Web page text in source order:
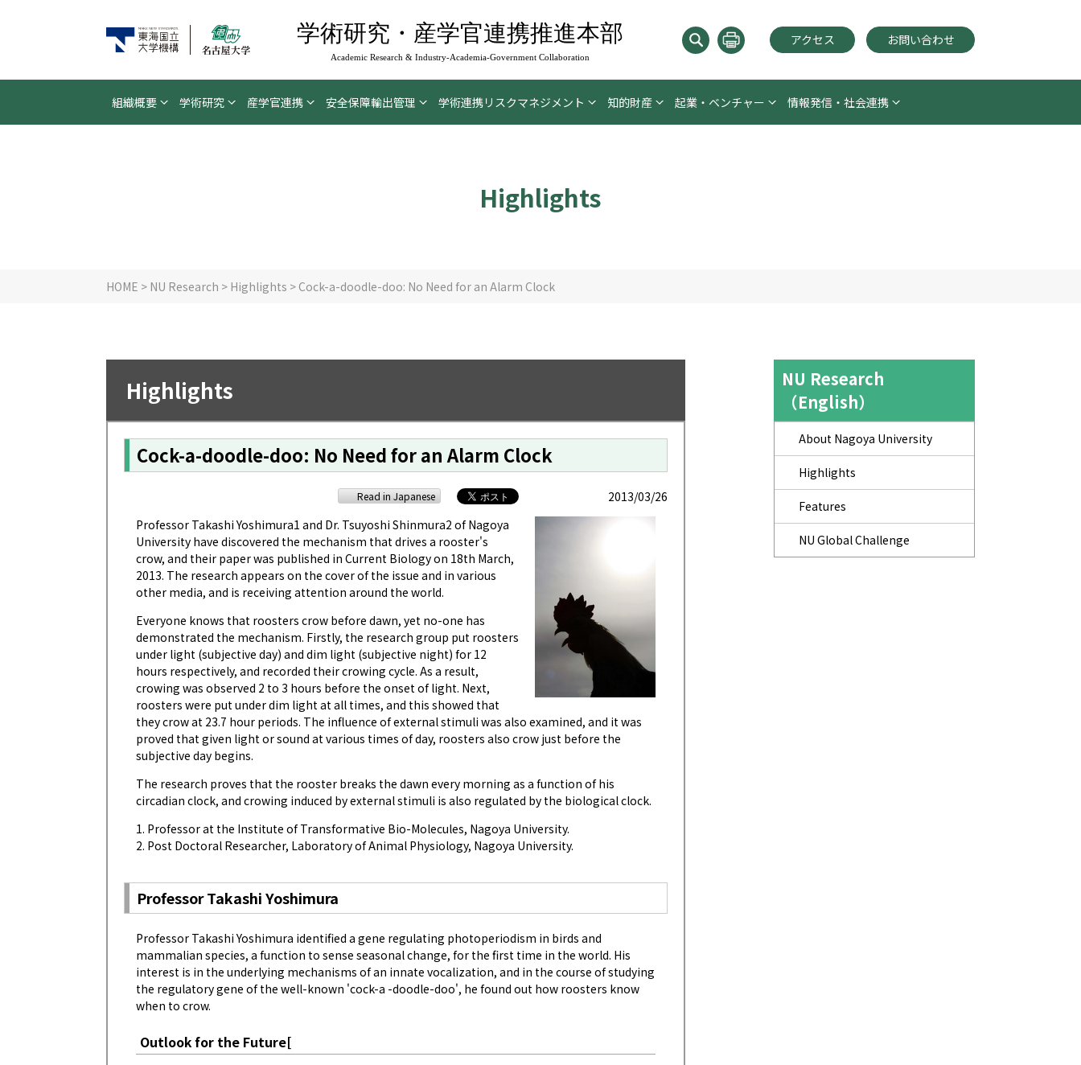
学術研究・産学官連携推進本部
Academic Research & Industry-Academia-Government Collaboration
アクセス お問い合わせ
組織概要 学術研究 産学官連携 安全保障輸出管理 学術連携リスクマネジメント 知的財産 起業・ベンチャー 情報発信・社会連携
Highlights
HOME > NU Research > Highlights > Cock-a-doodle-doo: No Need for an Alarm Clock
Highlights
Cock-a-doodle-doo: No Need for an Alarm Clock
Read in Japanese
2013/03/26
Professor Takashi Yoshimura1 and Dr. Tsuyoshi Shinmura2 of Nagoya
University have discovered the mechanism that drives a rooster's
crow, and their paper was published in Current Biology on 18th March,
2013. The research appears on the cover of the issue and in various
other media, and is receiving attention around the world.
Everyone knows that roosters crow before dawn, yet no-one has
demonstrated the mechanism. Firstly, the research group put roosters
under light (subjective day) and dim light (subjective night) for 12
hours respectively, and recorded their crowing cycle. As a result,
crowing was observed 2 to 3 hours before the onset of light. Next,
roosters were put under dim light at all times, and this showed that
they crow at 23.7 hour periods. The influence of external stimuli was also examined, and it was
proved that given light or sound at various times of day, roosters also crow just before the
subjective day begins.
The research proves that the rooster breaks the dawn every morning as a function of his
circadian clock, and crowing induced by external stimuli is also regulated by the biological clock.
1. Professor at the Institute of Transformative Bio-Molecules, Nagoya University.
2. Post Doctoral Researcher, Laboratory of Animal Physiology, Nagoya University.
Professor Takashi Yoshimura
Professor Takashi Yoshimura identified a gene regulating photoperiodism in birds and
mammalian species, a function to sense seasonal change, for the first time in the world. His
interest is in the underlying mechanisms of an innate vocalization, and in the course of studying
the regulatory gene of the well-known 'cock-a -doodle-doo', he found out how roosters know
when to crow.
Outlook for the Future[
NU Research
（English）
About Nagoya University
Highlights
Features
NU Global Challenge